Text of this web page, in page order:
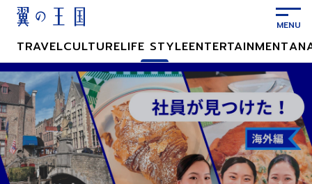
ン
テ
ン
ツ
に
ス
キ
TRAVELCULTURELIFE STYLEENTERTAINMENT